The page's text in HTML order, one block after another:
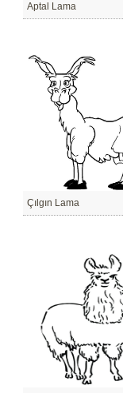
Aptal Lama
Çılgın Lama